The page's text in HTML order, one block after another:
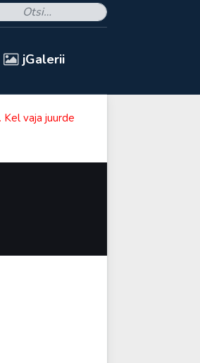
- Otsid midagi kindlat?
jGalerii
vaja juurde